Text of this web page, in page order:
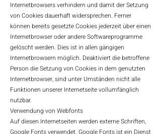
Internetbrowsers verhindern und damit der Setzung
von Cookies dauerhaft widersprechen. Ferner
können bereits gesetzte Cookies jederzeit über einen
Internetbrowser oder andere Softwareprogramme
gelöscht werden. Dies ist in allen gängigen
Internetbrowsern möglich. Deaktiviert die betroffene
Person die Setzung von Cookies in dem genutzten
Internetbrowser, sind unter Umständen nicht alle
Funktionen unserer Internetseite vollumfänglich
nutzbar.
Verwendung von Webfonts
Auf diesen Internetseiten werden externe Schriften,
Google Fonts verwendet. Google Fonts ist ein Dienst